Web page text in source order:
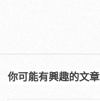
你可能有興趣的文章